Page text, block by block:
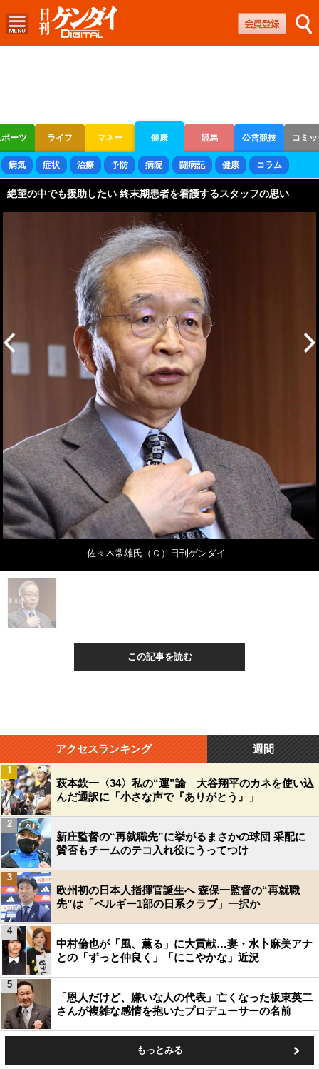
ーツ ライフ マネー 健康 競馬 公営競技 コミ
ボートレース 競輪 オートレース
病気 症状 治療 予防 病院 闘病記 健康 コラム
絶望の中でも援助したい 終末期患者を看護するスタッフの思い
佐々木常雄氏（Ｃ）日刊ゲンダイ
この記事を読む
アクセスランキング 週間
萩本欽一〈34〉私の“運”論 大谷翔平のカネを使い込
んだ通訳に「小さな声で『ありがとう』」
1
新庄監督の“再就職先”に挙がるまさかの球団 采配に
賛否もチームのテコ入れ役にうってつけ
2
欧州初の日本人指揮官誕生へ 森保一監督の“再就職
先”は「ベルギー1部の日系クラブ」一択か
3
中村倫也が「風、薫る」に大貢献…妻・水卜麻美アナ
との「ずっと仲良く」「にこやかな」近況
4
「恩人だけど、嫌いな人の代表」亡くなった板東英二
さんが複雑な感情を抱いたプロデューサーの名前
5
もっとみる